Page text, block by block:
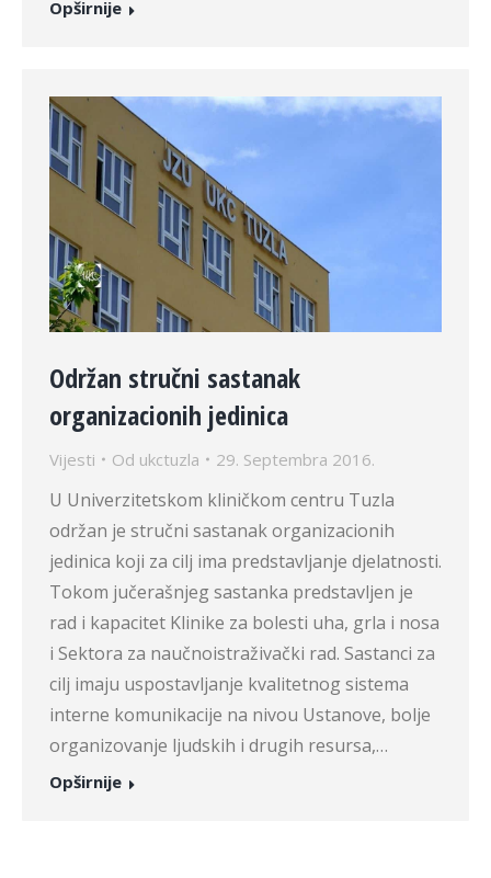
Opširnije
Održan stručni sastanak
organizacionih jedinica
Vijesti Od ukctuzla 29. Septembra 2016.
U Univerzitetskom kliničkom centru Tuzla
održan je stručni sastanak organizacionih
jedinica koji za cilj ima predstavljanje djelatnosti.
Tokom jučerašnjeg sastanka predstavljen je
rad i kapacitet Klinike za bolesti uha, grla i nosa
i Sektora za naučnoistraživački rad. Sastanci za
cilj imaju uspostavljanje kvalitetnog sistema
interne komunikacije na nivou Ustanove, bolje
organizovanje ljudskih i drugih resursa,…
Opširnije